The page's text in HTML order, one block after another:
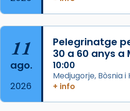
Segons el llibre dels Fets
apòstol màrtir, decapitat
Herodes Agripa (vers l'any
Patró de Galícia, després
musulmanes fou venerat
Regnes castellans i més
Espanya.
11
ago.
2026
Pelegrinatge
30 a 60 anys a
10:00
Medjugorje, Bòsnia
+ info